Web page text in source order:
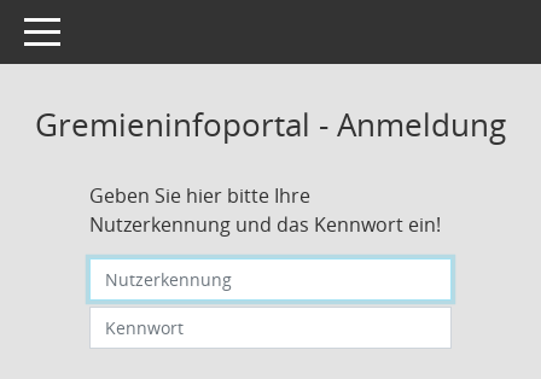
Toggle navigation
Gremieninfoportal - Anmeldung
Geben Sie hier bitte Ihre
Nutzerkennung und das Kennwort ein!
Nutzerkennung eingeben
Kennwort eingeben